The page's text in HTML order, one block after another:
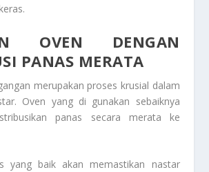
OVEN DENGAN
PANAS MERATA
merupakan proses krusial dalam
Oven yang di gunakan sebaiknya
panas secara merata ke
yang baik akan memastikan nastar